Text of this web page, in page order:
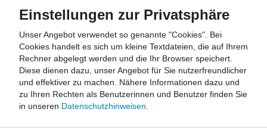
Qualitätsstandards im komplexen Prozess der
Arzneimittelentwicklung und -produktion bei.
Mehr
Arzneimittelhandel im Internet
Einstellungen zur Privatsphäre
Unser Angebot verwendet so genannte "Cookies". Bei
Cookies handelt es sich um kleine Textdateien, die auf Ihrem
Rechner abgelegt werden und die Ihr Browser speichert.
Diese dienen dazu, unser Angebot für Sie nutzerfreundlicher
und effektiver zu machen. Nähere Informationen dazu und
zu Ihren Rechten als Benutzerinnen und Benutzer finden Sie
in unseren Datenschutzhinweisen.